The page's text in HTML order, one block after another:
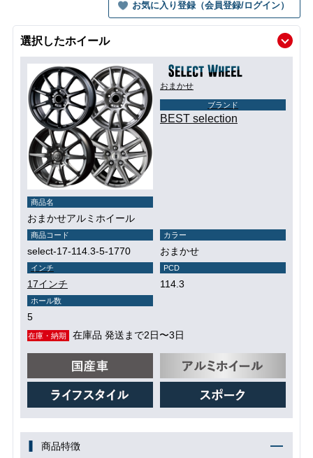
お気に入り登録（会員登録/ログイン）
選択したホイール
おまかせ
ブランド
BEST selection
商品名
おまかせアルミホイール
商品コード
select-17-114.3-5-1770
カラー
おまかせ
インチ
17インチ
PCD
114.3
ホール数
5
在庫・納期 在庫品 発送まで2日〜3日
商品特徴